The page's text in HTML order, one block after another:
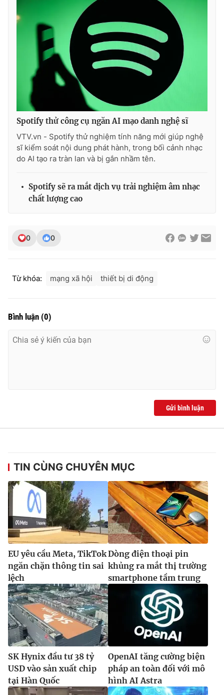
Ðiện thoại Thời báo VTV:024.66 897 897
Email:
toasoan@vtv.vn
Liên hệ quảng cáo:024-7300.7108
thuận bằng văn bản. Ghi rõ nguồn VTV.vn khi phát hành lại
thông tin từ website này.
Spotify thử công cụ ngăn AI mạo danh nghệ sĩ
VTV.vn - Spotify thử nghiệm tính năng mới giúp nghệ
sĩ kiểm soát nội dung phát hành, trong bối cảnh nhạc
do AI tạo ra tràn lan và bị gắn nhầm tên.
Spotify sẽ ra mắt dịch vụ trải nghiệm âm nhạc
chất lượng cao
0 0
Từ khóa: mạng xã hội thiết bị di động
Bình luận (0)
Gửi bình luận
TIN CÙNG CHUYÊN MỤC
EU yêu cầu Meta, TikTok
ngăn chặn thông tin sai
lệch
Dòng điện thoại pin
khủng ra mắt thị trường
smartphone tầm trung
SK Hynix đầu tư 38 tỷ
USD vào sản xuất chip
tại Hàn Quốc
OpenAI tăng cường biện
pháp an toàn đối với mô
hình AI Astra